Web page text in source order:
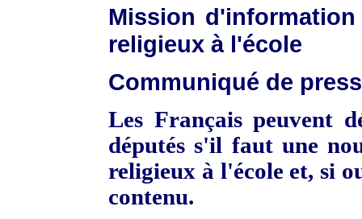
Mission
religieux à l'école
Communiqué de
Les Français peuvent
députés s'il faut une
religieux à l'école et, si
contenu.